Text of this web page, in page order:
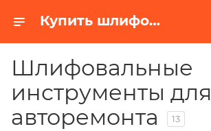
Купить шлифовальные инструменты для авторемонта в Белгороде | Низкая цена от производителя
Шлифовальные
инструменты для
авторемонта
13